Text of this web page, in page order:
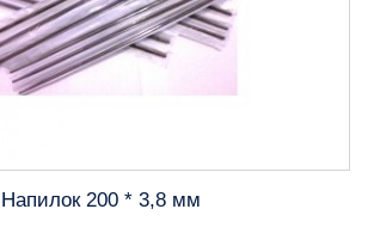
Напилок 200 * 3,8 мм